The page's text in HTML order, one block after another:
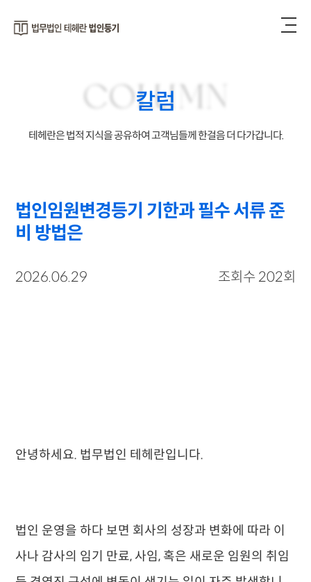
COLUMN
칼럼
테헤란은 법적 지식을 공유하여 고객님들께 한걸음 더 다가갑니다.
법인임원변경등기 기한과 필수 서류 준
비 방법은
2026.06.29 조회수 202회
안녕하세요. 법무법인 테헤란입니다.
법인 운영을 하다 보면 회사의 성장과 변화에 따라 이
사나 감사의 임기 만료, 사임, 혹은 새로운 임원의 취임